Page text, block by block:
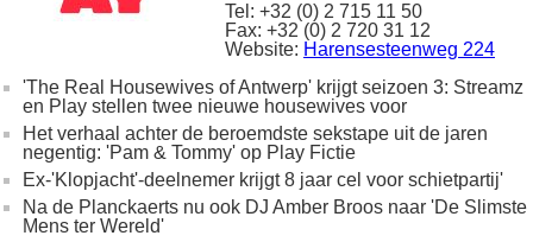
Tel: +32 (0) 2 715 11 50
Fax: +32 (0) 2 720 31 12
Website: Harensesteenweg 224
'The Real Housewives of Antwerp' krijgt seizoen 3: Streamz
en Play stellen twee nieuwe housewives voor
Het verhaal achter de beroemdste sekstape uit de jaren
negentig: 'Pam & Tommy' op Play Fictie
Ex-'Klopjacht'-deelnemer krijgt 8 jaar cel voor schietpartij'
Na de Planckaerts nu ook DJ Amber Broos naar 'De Slimste
Mens ter Wereld'